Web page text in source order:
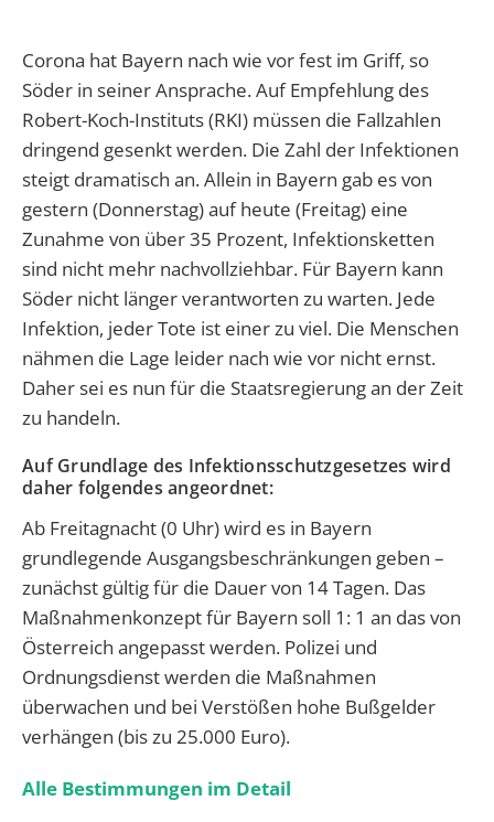
Corona hat Bayern nach wie vor fest im Griff, so
Söder in seiner Ansprache. Auf Empfehlung des
Robert-Koch-Instituts (RKI) müssen die Fallzahlen
dringend gesenkt werden. Die Zahl der Infektionen
steigt dramatisch an. Allein in Bayern gab es von
gestern (Donnerstag) auf heute (Freitag) eine
Zunahme von über 35 Prozent, Infektionsketten
sind nicht mehr nachvollziehbar. Für Bayern kann
Söder nicht länger verantworten zu warten. Jede
Infektion, jeder Tote ist einer zu viel. Die Menschen
nähmen die Lage leider nach wie vor nicht ernst.
Daher sei es nun für die Staatsregierung an der Zeit
zu handeln.
Auf Grundlage des Infektionsschutzgesetzes wird
daher folgendes angeordnet:
Ab Freitagnacht (0 Uhr) wird es in Bayern
grundlegende Ausgangsbeschränkungen geben –
zunächst gültig für die Dauer von 14 Tagen. Das
Maßnahmenkonzept für Bayern soll 1: 1 an das von
Österreich angepasst werden. Polizei und
Ordnungsdienst werden die Maßnahmen
überwachen und bei Verstößen hohe Bußgelder
verhängen (bis zu 25.000 Euro).
Alle Bestimmungen im Detail